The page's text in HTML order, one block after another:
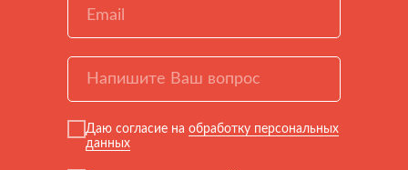
Даю согласие на обработку персональных
данных